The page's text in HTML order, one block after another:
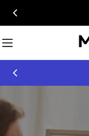
Aller
au
contenu